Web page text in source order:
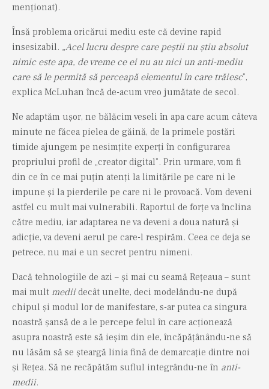
menționat).
Însă problema oricărui mediu este că devine rapid
insesizabil. „Acel lucru despre care peștii nu știu absolut
nimic este apa, de vreme ce ei nu au nici un anti-mediu
care să le permită să perceapă elementul în care trăiesc”,
explica McLuhan încă de-acum vreo jumătate de secol.
Ne adaptăm ușor, ne bălăcim veseli în apa care acum câteva
minute ne făcea pielea de găină, de la primele postări
timide ajungem pe nesimțite experți în configurarea
propriului profil de „creator digital”. Prin urmare, vom fi
din ce în ce mai puțin atenți la limitările pe care ni le
impune și la pierderile pe care ni le provoacă. Vom deveni
astfel cu mult mai vulnerabili. Raportul de forțe va înclina
către mediu, iar adaptarea ne va deveni a doua natură și
adicție, va deveni aerul pe care-l respirăm. Ceea ce deja se
petrece, nu mai e un secret pentru nimeni.
Dacă tehnologiile de azi – și mai cu seamă Rețeaua – sunt
mai mult mediidecât unelte, deci modelându-ne după
chipul și modul lor de manifestare, s-ar putea ca singura
noastră șansă de a le percepe felul în care acționează
asupra noastră este să ieșim din ele, încăpățânându-ne să
nu lăsăm să se șteargă linia fină de demarcație dintre noi
și Rețea. Să ne recăpătăm suflul integrându-ne în anti-
medii.